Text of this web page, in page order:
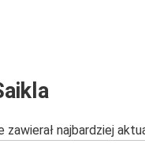
najbardziej